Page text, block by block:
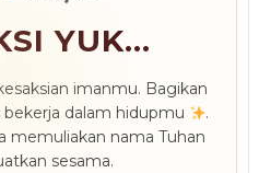
YUK...
imanmu. Bagikan
bekerja dalam hidupmu
.
memuliakan nama Tuhan
sesama.